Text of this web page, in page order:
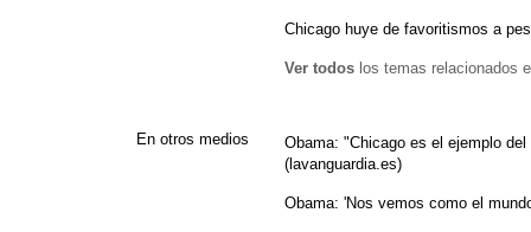
Chicago huye de favoritismos a
Ver todos los temas relacionados
En otros medios
Obama: "Chicago es el ejemplo
(lavanguardia.es)
Obama: 'Nos vemos como el